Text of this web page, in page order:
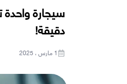
دقيقة!
1 مارس ، 2025